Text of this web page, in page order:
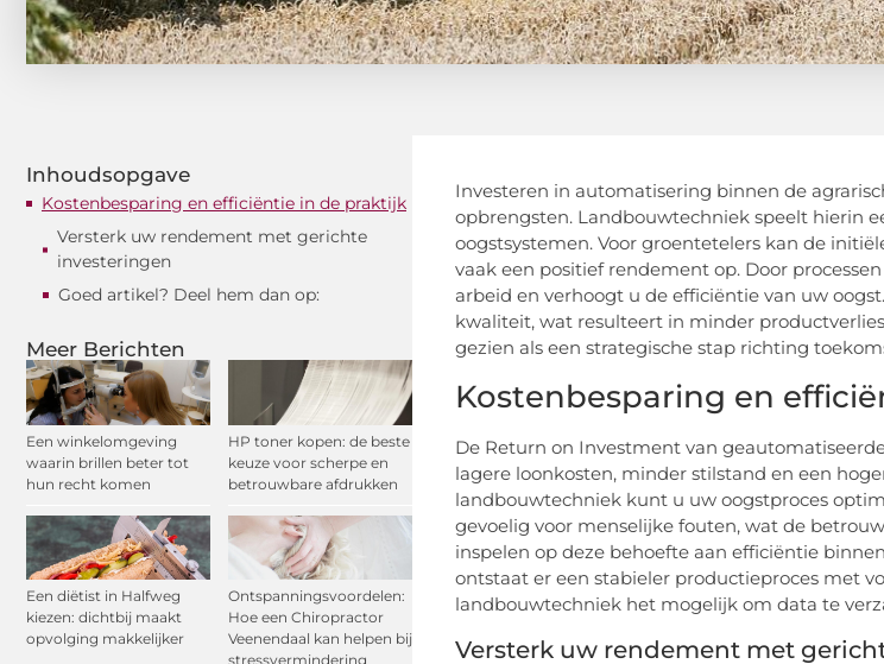
Inhoudsopgave
Kostenbesparing en efficiëntie in de praktijk
Versterk uw rendement met gerichte
investeringen
Goed artikel? Deel hem dan op:
Meer Berichten
Een winkelomgeving
waarin brillen beter tot
hun recht komen
HP toner kopen: de beste
keuze voor scherpe en
betrouwbare afdrukken
Een diëtist in Halfweg
kiezen: dichtbij maakt
opvolging makkelijker
Ontspanningsvoordelen:
Hoe een Chiropractor
Veenendaal kan helpen bij
stressvermindering
Investeren in automatisering binnen de
opbrengsten. Landbouwtechniek speelt hierin
oogstsystemen. Voor groentetelers kan de
vaak een positief rendement op. Door
arbeid en verhoogt u de efficiëntie van uw
kwaliteit, wat resulteert in minder
gezien als een strategische stap richting
Kostenbesparing en
De Return on Investment van
lagere loonkosten, minder stilstand en een
landbouwtechniek kunt u uw oogstproces
gevoelig voor menselijke fouten, wat de
inspelen op deze behoefte aan efficiëntie
ontstaat er een stabieler productieproces met
landbouwtechniek het mogelijk om data te
Versterk uw rendement met